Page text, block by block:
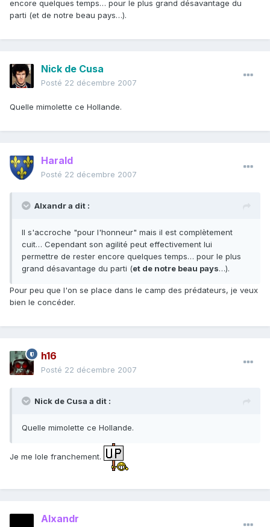
encore quelques temps… pour le plus grand désavantage du
parti (et de notre beau pays…).
Nick de Cusa
Posté 22 décembre 2007
Quelle mimolette ce Hollande.
Harald
Posté 22 décembre 2007
Alxandr a dit :
Il s'accroche "pour l'honneur" mais il est complètement
cuit… Cependant son agilité peut effectivement lui
permettre de rester encore quelques temps… pour le plus
grand désavantage du parti (et de notre beau pays…).
Pour peu que l'on se place dans le camp des prédateurs, je veux
bien le concéder.
h16
Posté 22 décembre 2007
Nick de Cusa a dit :
Quelle mimolette ce Hollande.
Je me lole franchement.
Alxandr